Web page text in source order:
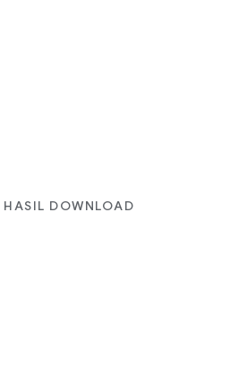
DOWNLOAD